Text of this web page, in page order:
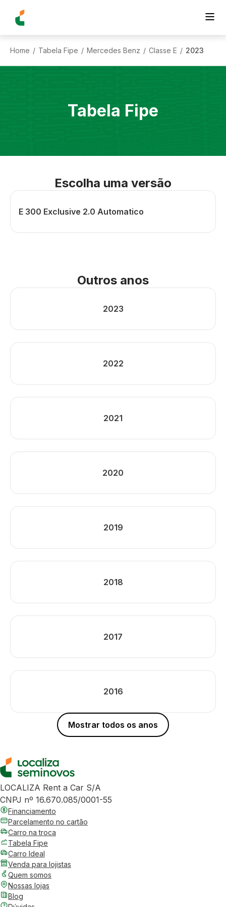
Home / Tabela Fipe / Mercedes Benz / Classe E / 2023
Tabela Fipe
Escolha uma versão
E 300 Exclusive 2.0 Automatico
Outros anos
2023
2022
2021
2020
2019
2018
2017
2016
Mostrar todos os anos
LOCALIZA Rent a Car S/A
CNPJ nº 16.670.085/0001-55
Financiamento
Parcelamento no cartão
Carro na troca
Tabela Fipe
Carro Ideal
Venda para lojistas
Quem somos
Nossas lojas
Blog